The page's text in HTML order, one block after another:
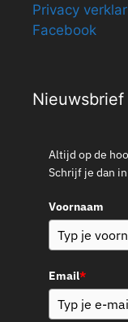
Privacy
Facebook
Nieuwsbrief
Altijd op de
Schrijf je dan
Voornaam
Email*